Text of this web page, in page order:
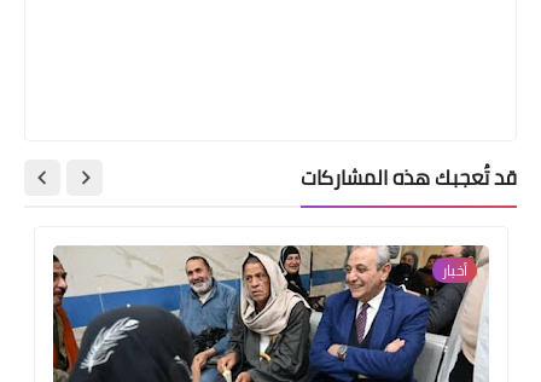
قد تُعجبك هذه المشاركات
أخبار